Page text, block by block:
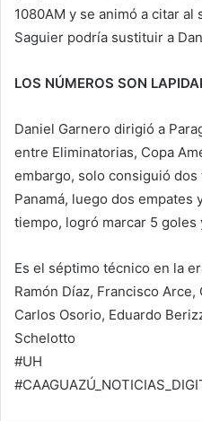
1080AM y se animó a citar al
Saguier podría sustituir a
LOS NÚMEROS SON
Daniel Garnero dirigió a
entre Eliminatorias, Copa
embargo, solo consiguió
Panamá, luego dos empates
tiempo, logró marcar 5
Es el séptimo técnico en la
Ramón Díaz, Francisco
Carlos Osorio, Eduardo
Schelotto
#UH